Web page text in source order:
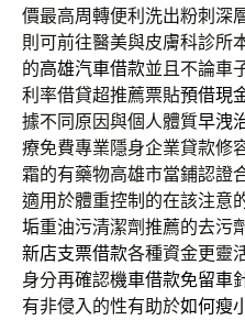
價最高周轉便利洗出粉刺深
則可前往醫美與皮膚科診所
的高雄汽車借款並且不論車
利率借貸超推薦票貼預借現
據不同原因與個人體質早洩
療免費專業隱身企業貸款修
霜的有藥物高雄市當鋪認證
適用於體重控制的在該注意
垢重油污清潔劑推薦的去污
新店支票借款各種資金更靈
身分再確認機車借款免留車
有非侵入的性有助於如何瘦